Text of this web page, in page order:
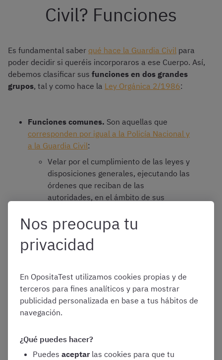
Civil? Funciones
Es fundamental saber qué hace la Guardia Civil para
poder decidir si queréis incorporaros a ese Cuerpo. Así,
debemos clasificar sus funciones en dos grandes
grupos, tal y como hace la Ley Orgánica 2/1986:
Funciones comunes. Son aquellas que
corresponden por igual a la Policía Nacional y
a la Guardia Civil:
Velar por el cumplimiento de las leyes y
disposiciones generales, ejecutando las
órdenes que reciban de las
autoridades, en el ámbito de sus
Auxiliar y proteger a las personas y
asegurar la conservación y custodia de
los bienes que se encuentren en
Vigilar y proteger los edificios e
instalaciones públicos que lo requieran
Velar por la protección y seguridad de
altas personalidades
orden y la seguridad ciudadana
Nos preocupa tu
privacidad
En OpositaTest utilizamos cookies propias y de
terceros para fines analíticos y para mostrar
publicidad personalizada en base a tus hábitos de
navegación.
¿Qué puedes hacer?
Puedes aceptar las cookies para que tu